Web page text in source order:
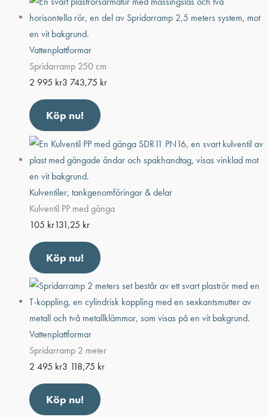
Vattenplattformar
Spridarramp 250 cm
2 995 kr3 743,75 kr
Köp nu!
Kulventiler, tankgenomföringar & delar
Kulventil PP med gänga
105 kr131,25 kr
Köp nu!
Vattenplattformar
Spridarramp 2 meter
2 495 kr3 118,75 kr
Köp nu!